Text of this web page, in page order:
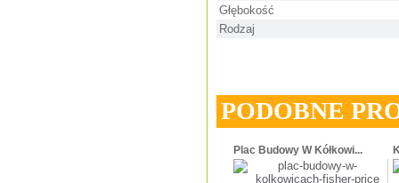
Głębokość
Rodzaj
PODOBNE
Plac Budowy W Kółkowi...